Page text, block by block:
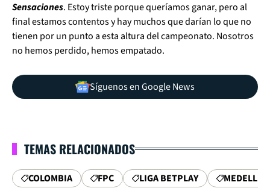
Sensaciones. Estoy triste porque queríamos ganar, pero al
final estamos contentos y hay muchos que darían lo que no
tienen por un punto a esta altura del campeonato. Nosotros
no hemos perdido, hemos empatado.
Síguenos en Google News
TEMAS RELACIONADOS
COLOMBIA FPC LIGA BETPLAY MEDELLÍN